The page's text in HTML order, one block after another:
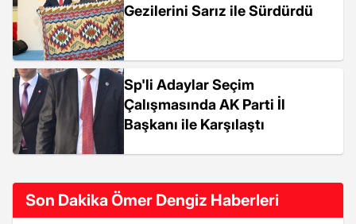
Gezilerini Sarız ile Sürdürdü
Sp'li Adaylar Seçim
Çalışmasında AK Parti İl
Başkanı ile Karşılaştı
Son Dakika Ömer Dengiz Haberleri